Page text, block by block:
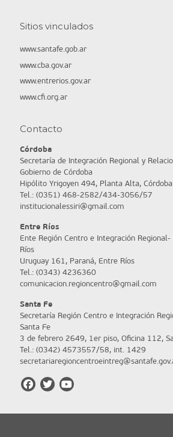
Sitios vinculados
www.santafe.gob.ar
www.cba.gov.ar
www.entrerios.gov.ar
www.cfi.org.ar
Contacto
Córdoba
Secretaría de Integración Regional y
Gobierno de Córdoba
Hipólito Yrigoyen 494, Planta Alta,
Tel.: (0351) 468-2582/434-3056/57
institucionalessiri@gmail.com
Entre Ríos
Ente Región Centro e Integración
Ríos
Uruguay 161, Paraná, Entre Ríos
Tel.: (0343) 4236360
comunicacion.regioncentro@gmail.com
Santa Fe
Secretaría Región Centro e Integración
Santa Fe
3 de febrero 2649, 1er piso, Oficina 112,
Tel.: (0342) 4573557/58, int. 1429